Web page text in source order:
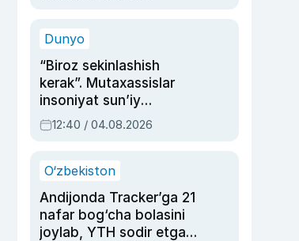
Ahmedovaning
Dunyo
“Biroz sekinlashish
kerak”. Mutaxassislar
insoniyat sun’iy
intellektni boshqara
olmay qolishidan xavotir
12:40 / 04.08.2026
O‘zbekiston
Andijonda Tracker’ga 21
nafar bog‘cha bolasini
joylab, YTH sodir etgan